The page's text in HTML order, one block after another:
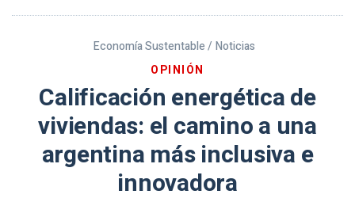
Economía Sustentable / Noticias
OPINIÓN
Calificación energética de
viviendas: el camino a una
argentina más inclusiva e
innovadora